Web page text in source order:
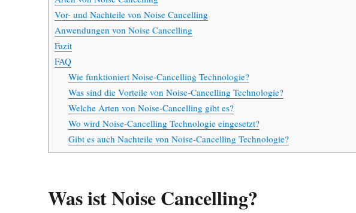
Vor- und Nachteile von Noise Cancelling
Anwendungen von Noise Cancelling
Fazit
FAQ
Wie funktioniert Noise-Cancelling Technologie?
Was sind die Vorteile von Noise-Cancelling Technologie?
Welche Arten von Noise-Cancelling gibt es?
Wo wird Noise-Cancelling Technologie eingesetzt?
Gibt es auch Nachteile von Noise-Cancelling Technologie?
Was ist Noise Cancelling?